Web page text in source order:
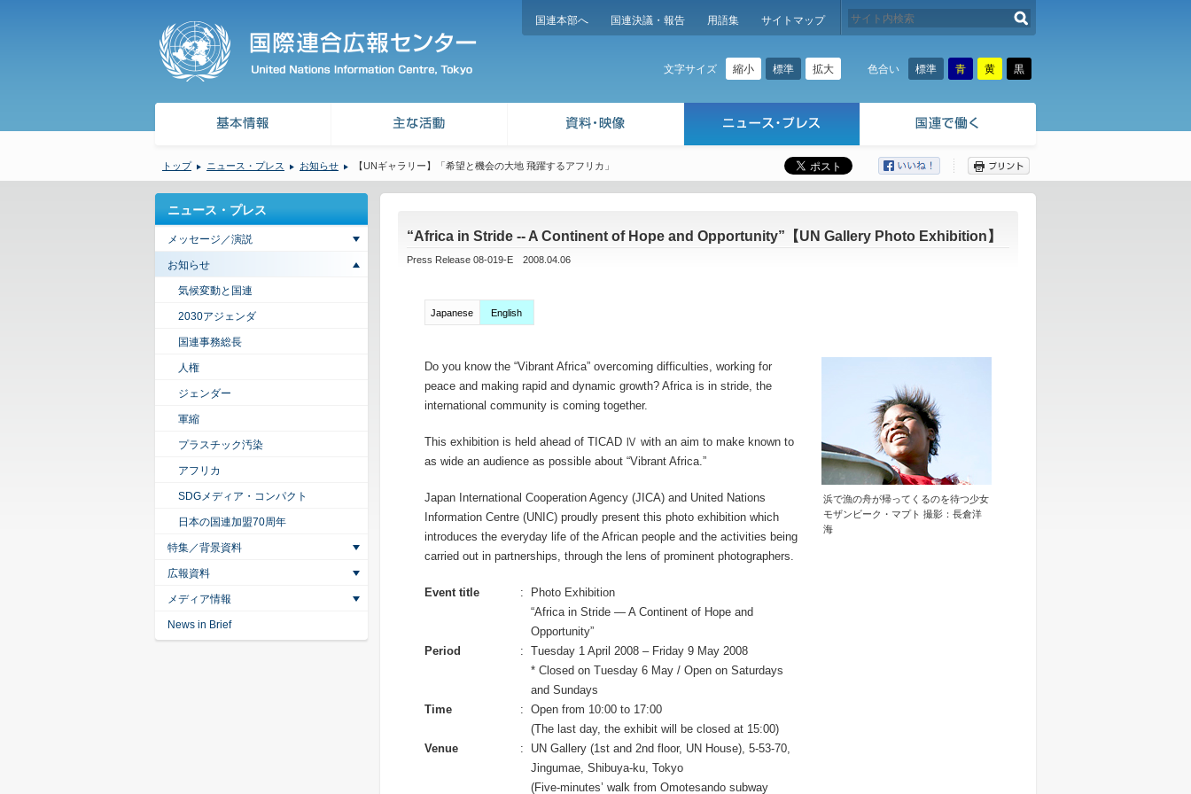
国連本部へ 国連決議・報告 用語集 サイトマップ
文字サイズ 縮小 標準 拡大 色合い 標準 青 黄 黒
トップ ニュース・プレス お知らせ 【UNギャラリー】「希望と機会の大地 飛躍するアフリカ」
“Africa in Stride -- A Continent of Hope and Opportunity”【UN Gallery Photo Exhibition】
Press Release 08-019-E 2008.04.06
Japanese English
Do you know the “Vibrant Africa” overcoming difficulties, working for
peace and making rapid and dynamic growth? Africa is in stride, the
international community is coming together.
This exhibition is held ahead of TICAD Ⅳ with an aim to make known to
as wide an audience as possible about “Vibrant Africa.”
Japan International Cooperation Agency (JICA) and United Nations
Information Centre (UNIC) proudly present this photo exhibition which
introduces the everyday life of the African people and the activities being
carried out in partnerships, through the lens of prominent photographers.
Event title :
Photo Exhibition
“Africa in Stride — A Continent of Hope and
Opportunity”
Period
:
Tuesday 1 April 2008 – Friday 9 May 2008
* Closed on Tuesday 6 May / Open on Saturdays
and Sundays
Time
:
Open from 10:00 to 17:00
(The last day, the exhibit will be closed at 15:00)
Venue
:
UN Gallery (1st and 2nd floor, UN House), 5-53-70,
Jingumae, Shibuya-ku, Tokyo
(Five-minutes’ walk from Omotesando subway
浜で漁の舟が帰ってくるのを待つ少女
モザンビーク・マプト 撮影：長倉洋
海
ニュース・プレス
メッセージ／演説
お知らせ
気候変動と国連
2030アジェンダ
国連事務総長
人権
ジェンダー
軍縮
プラスチック汚染
アフリカ
SDGメディア・コンパクト
日本の国連加盟70周年
特集／背景資料
広報資料
メディア情報
News in Brief